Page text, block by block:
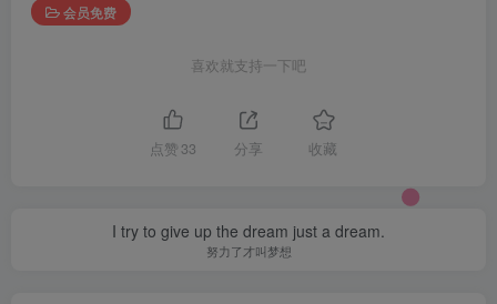
会员免费
喜欢就支持一下吧
点赞 33 分享 收藏
I try to give up the dream just a dream.
努力了才叫梦想